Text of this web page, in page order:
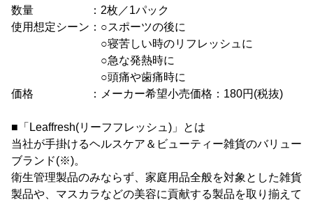
数量 ：2枚／1パック
使用想定シーン：○スポーツの後に
○寝苦しい時のリフレッシュに
○急な発熱時に
○頭痛や歯痛時に
価格 ：メーカー希望小売価格：180円(税抜)
■「Leaffresh(リーフフレッシュ)」とは
当社が手掛けるヘルスケア＆ビューティー雑貨のバリュー
ブランド(※)。
衛生管理製品のみならず、家庭用品全般を対象とした雑貨
製品や、マスカラなどの美容に貢献する製品を取り揃えて